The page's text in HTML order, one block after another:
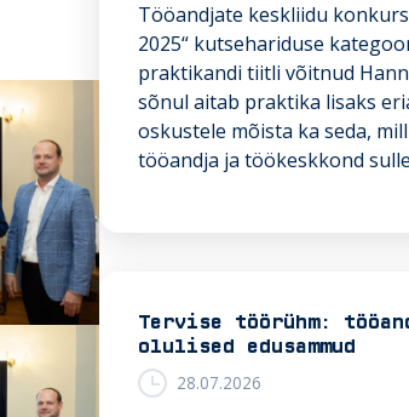
Tööandjate keskliidu
2025“ kutsehariduse
praktikandi tiitli võitnud
sõnul aitab praktika lisaks
oskustele mõista ka seda,
tööandja ja töökeskkond
Tervise töörühm:
olulised edusammud
28.07.2026